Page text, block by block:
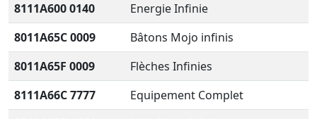
8111A600 0140
Energie Infinie
8011A65C 0009
Bâtons Mojo infinis
8011A65F 0009
Flèches Infinies
8111A66C 7777
Equipement Complet